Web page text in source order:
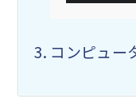
コンピュー